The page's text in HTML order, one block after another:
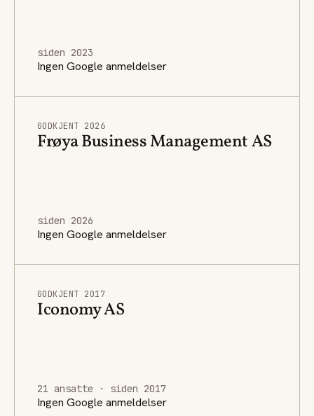
siden 2023
Ingen Google anmeldelser
GODKJENT 2026
Frøya Business Management AS
siden 2026
Ingen Google anmeldelser
GODKJENT 2017
Iconomy AS
21 ansatte · siden 2017
Ingen Google anmeldelser